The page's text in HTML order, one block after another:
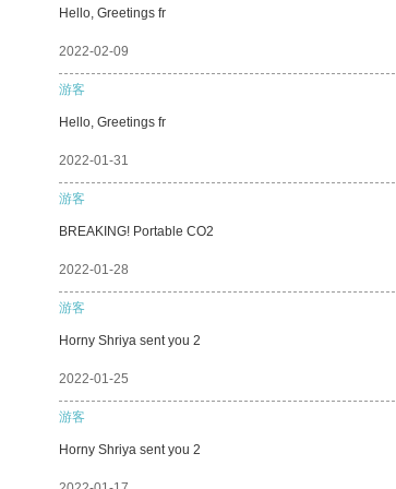
Hello, Greetings fr
2022-02-09
游客
Hello, Greetings fr
2022-01-31
游客
BREAKING! Portable CO2
2022-01-28
游客
Horny Shriya sent you 2
2022-01-25
游客
Horny Shriya sent you 2